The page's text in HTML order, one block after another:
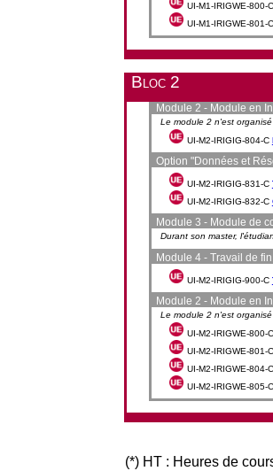
UI-M1-IRIGWE-800-C
UI-M1-IRIGWE-801-C
Bloc 2
Module 2 - Module en
Le module 2 n'est
UI-M2-IRIGIG-804-C
Option "Données et
UI-M2-IRIGIG-831-C
UI-M2-IRIGIG-832-C
Module 3 - Module de
Durant son master,
Module 4 - Travail de
UI-M2-IRIGIG-900-C
Module 2 - Module en
Le module 2 n'est
UI-M2-IRIGWE-800-C
UI-M2-IRIGWE-801-C
UI-M2-IRIGWE-804-C
UI-M2-IRIGWE-805-C
(*) HT : Heures de